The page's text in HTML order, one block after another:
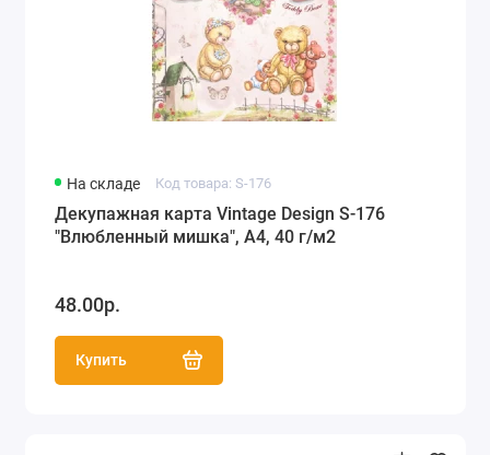
На складе Код товара: S-176
Декупажная карта Vintage Design S-176
"Влюбленный мишка", А4, 40 г/м2
48.00р.
Купить